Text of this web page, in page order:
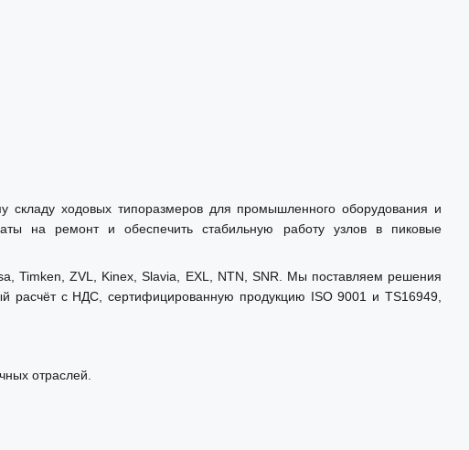
складу ходовых типоразмеров для промышленного оборудования и
на ремонт и обеспечить стабильную работу узлов в пиковые
Timken, ZVL, Kinex, Slavia, EXL, NTN, SNR. Мы поставляем решения
расчёт с НДС, сертифицированную продукцию ISO 9001 и TS16949,
отраслей.